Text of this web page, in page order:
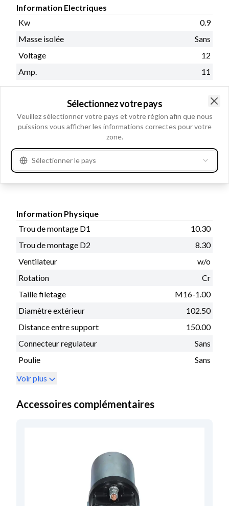
Information Electriques
Kw
0.9
Masse isolée
Sans
Voltage
12
Amp.
11
Information Catalogues
Prod. info
BN/OE
Remarques
235781. Electro vanne:
HC-CARGO 133695.
Information Physique
Trou de montage D1
10.30
Trou de montage D2
8.30
Ventilateur
w/o
Rotation
Cr
Taille filetage
M16-1.00
Diamètre extérieur
102.50
Distance entre support
150.00
Connecteur regulateur
Sans
Poulie
Sans
Voir plus
Accessoires complémentaires
Sélectionnez votre pays
Veuillez sélectionner votre pays et votre région afin que nous
puissions vous afficher les informations correctes pour votre
zone.
Sélectionner le pays